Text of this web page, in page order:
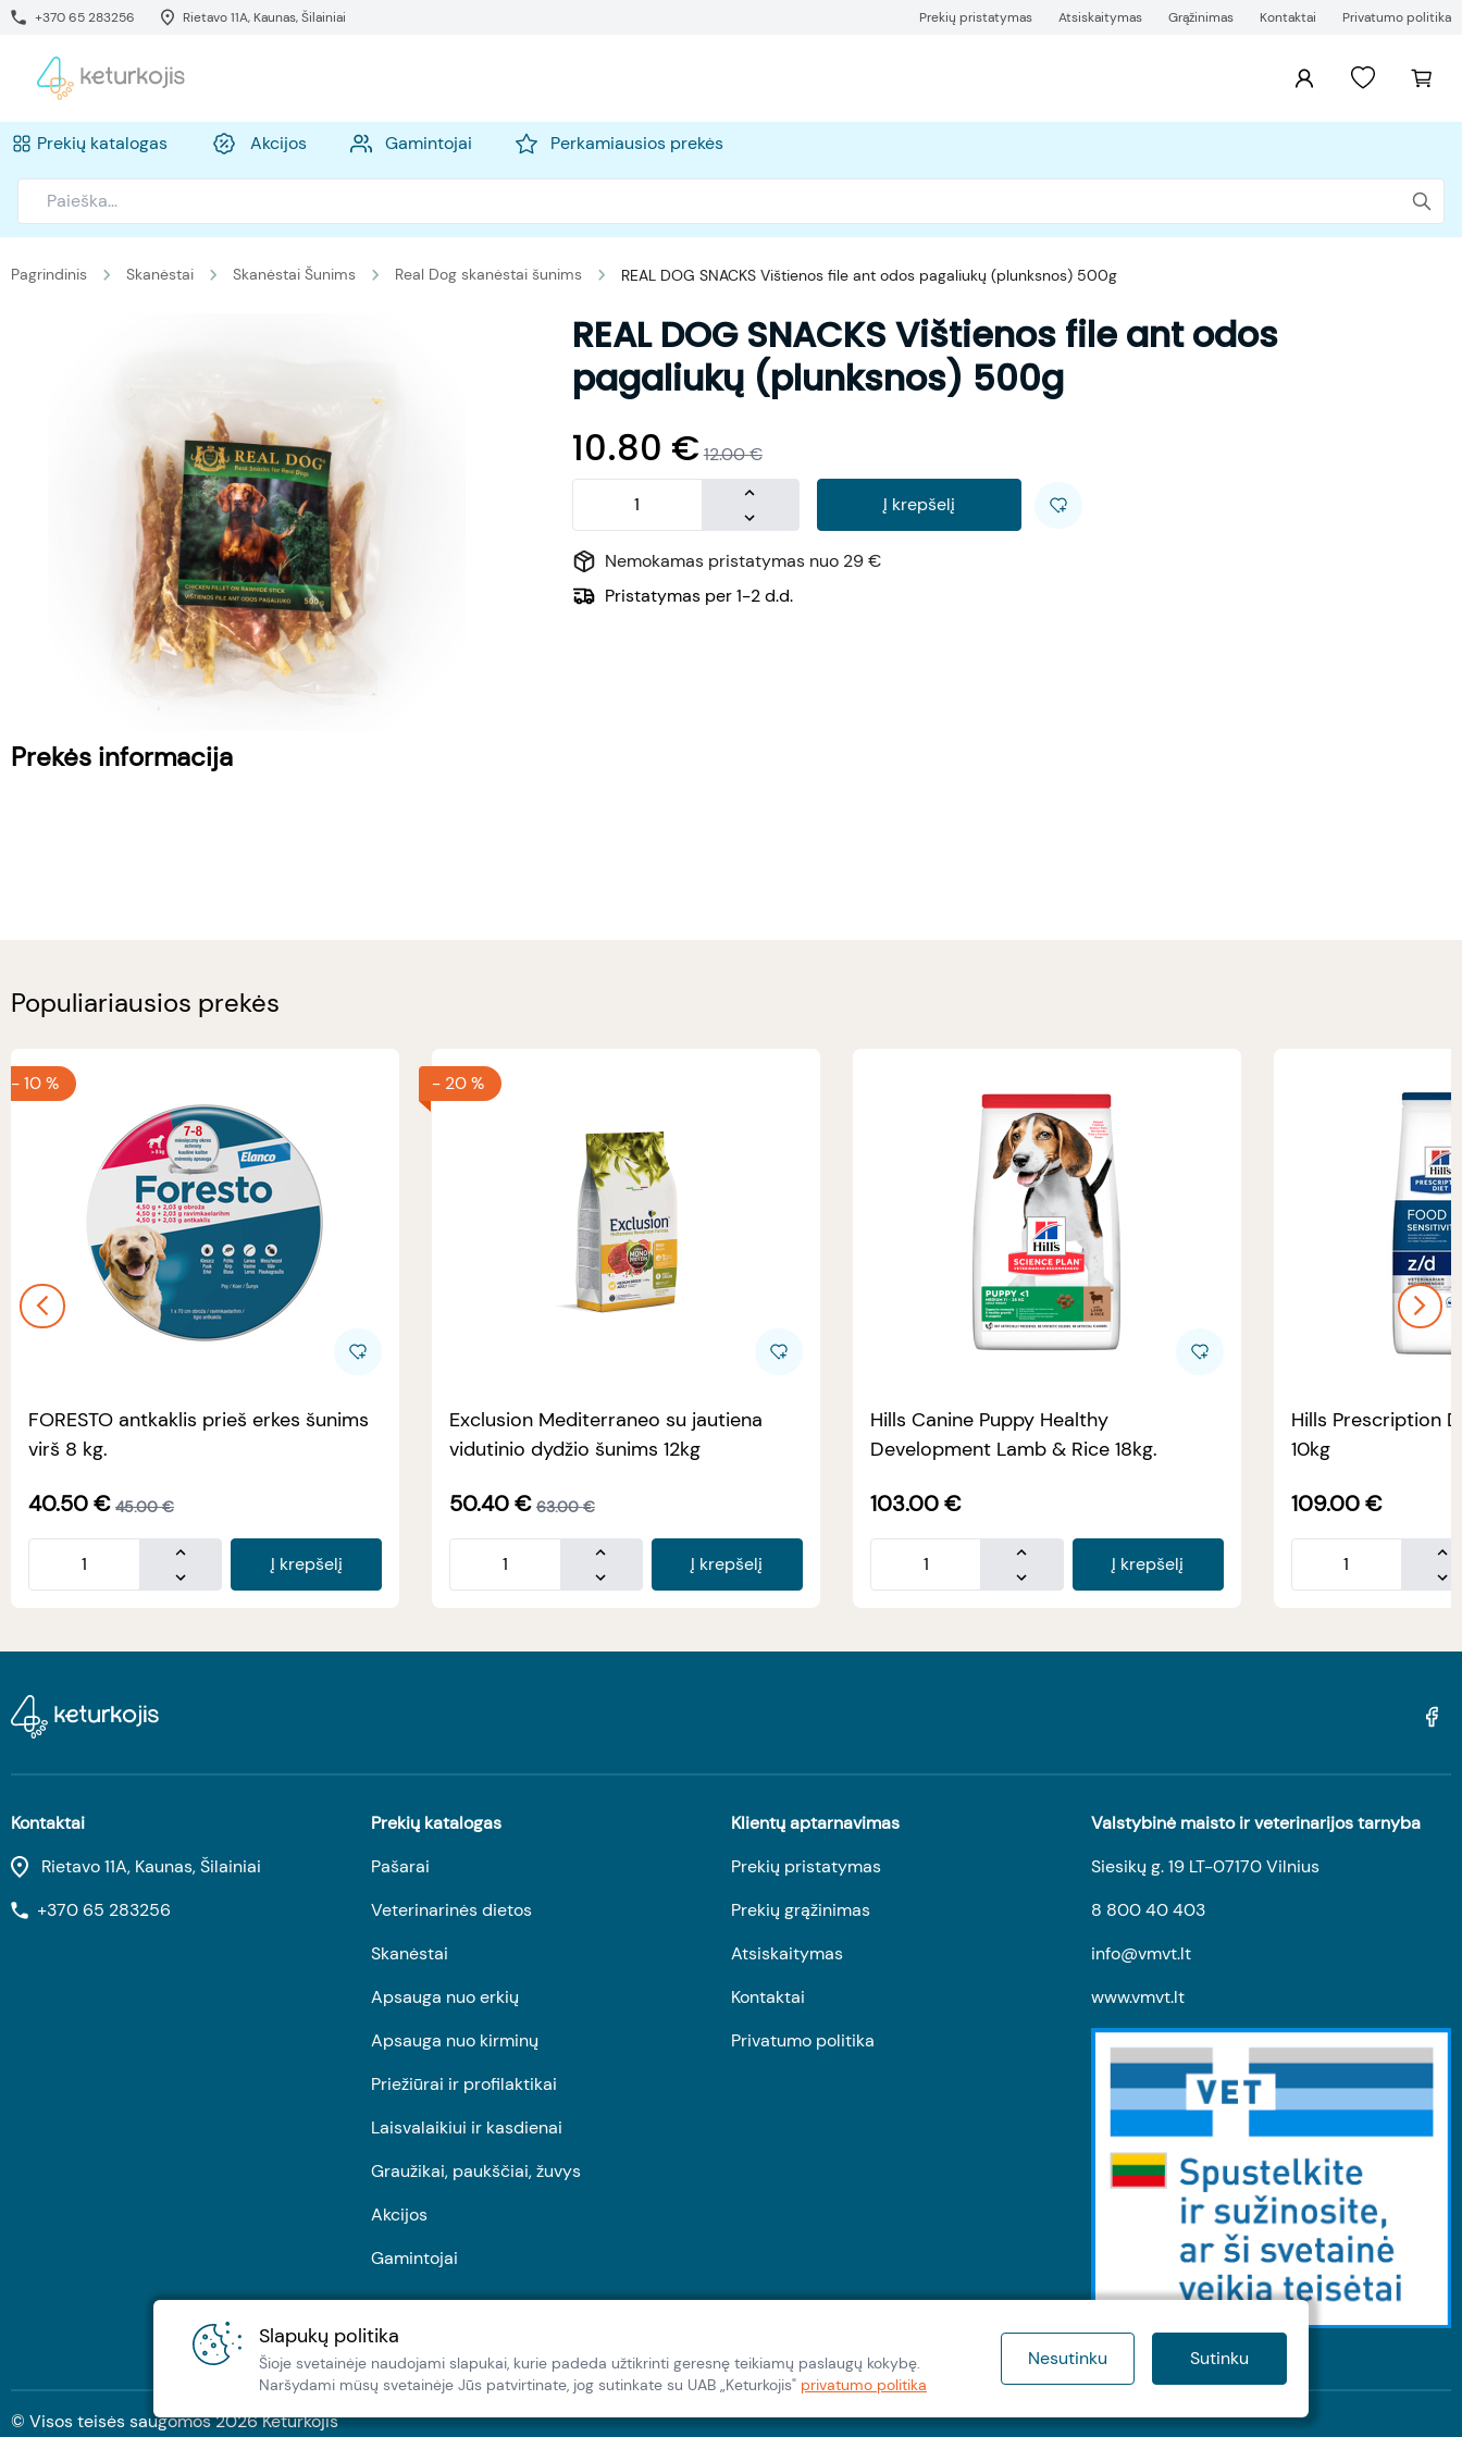
Slapukų politika
Šioje svetainėje naudojami slapukai, kurie padeda užtikrinti geresnę teikiamų paslaugų kokybę.
Naršydami müsų svetainėje Jūs patvirtinate, jog sutinkate su UAB „Keturkojis" privatumo politika
Nesutinku Sutinku
+370 65 283256 Rietavo 11A, Kaunas, Šilainiai Prekių pristatymas Atsiskaitymas Grąžinimas Kontaktai Privatumo politika
Prekių katalogas Akcijos Gamintojai Perkamiausios prekės
Pagrindinis Skanėstai Skanėstai Šunims Real Dog skanėstai šunims REAL DOG SNACKS Vištienos file ant odos pagaliukų (plunksnos) 500g
REAL DOG SNACKS Vištienos file ant odos
pagaliukų (plunksnos) 500g
10.80 € 12.00€
Į krepšelį
Nemokamas pristatymas nuo 29 €
Pristatymas per 1-2 d.d.
Prekės informacija
Populiariausios prekės
-10 %
FORESTO antkaklis prieš erkes šunims
virš 8 kg.
40.50€ 45.00 €
Į krepšelį
- 20 %
Exclusion Mediterraneo su jautiena
vidutinio dydžio šunims 12kg
50.40€ 63.00 €
Į krepšelį
Hills Canine Puppy Healthy
Development Lamb & Rice 18kg.
103.00 €
Į krepšelį
Hills Prescription
10kg
109.00 €
Kontaktai
Rietavo 11A, Kaunas, Šilainiai
+370 65 283256
Prekių katalogas
Pašarai
Veterinarinės dietos
Skanėstai
Apsauga nuo erkių
Apsauga nuo kirminų
Priežiūrai ir profilaktikai
Laisvalaikiui ir kasdienai
Graužikai, paukščiai, žuvys
Akcijos
Gamintojai
Klientų aptarnavimas
Prekių pristatymas
Prekių grąžinimas
Atsiskaitymas
Kontaktai
Privatumo politika
Valstybinė maisto ir veterinarijos tarnyba
Siesikų g. 19 LT-07170 Vilnius
8 800 40 403
info@vmvt.lt
www.vmvt.lt
© Visos teisės saugomos2026Keturkojis